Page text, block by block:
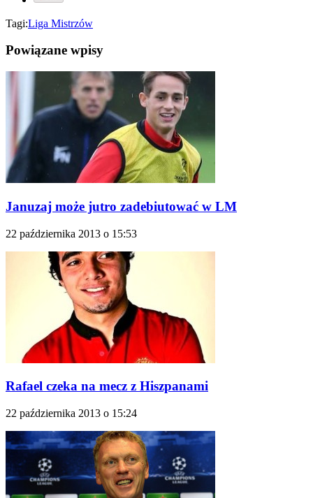
Tagi:Liga Mistrzów
Powiązane wpisy
Januzaj może jutro zadebiutować w LM
22 października 2013 o 15:53
Rafael czeka na mecz z Hiszpanami
22 października 2013 o 15:24